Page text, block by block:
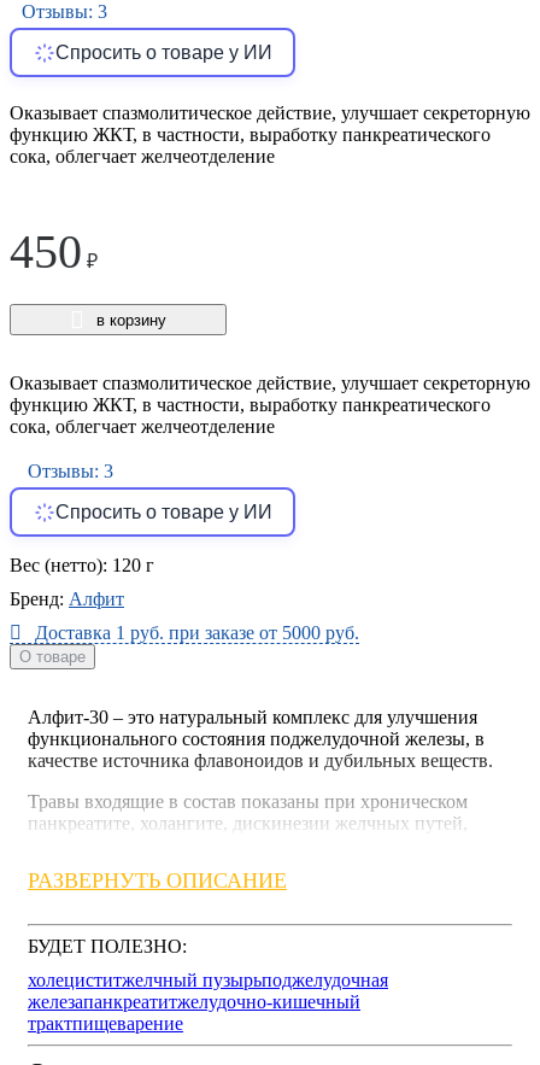
Отзывы: 3
Спросить о товаре у ИИ
Оказывает спазмолитическое действие, улучшает секреторную
функцию ЖКТ, в частности, выработку панкреатического
сока, облегчает желчеотделение
450 ₽
в корзину
Оказывает спазмолитическое действие, улучшает секреторную
функцию ЖКТ, в частности, выработку панкреатического
сока, облегчает желчеотделение
Отзывы: 3
Спросить о товаре у ИИ
Вес (нетто): 120 г
Бренд: Алфит
Доставка 1 руб. при заказе от 5000 руб.
О товаре
Алфит-30 – это натуральный комплекс для улучшения
функционального состояния поджелудочной железы, в
качестве источника флавоноидов и дубильных веществ.
Травы входящие в состав показаны при хроническом
панкреатите, холангите, дискинезии желчных путей,
Мятаоказывает спазмолитическое действие, снижая
путей и кишечника.
земляники
количество витамина С. Успокаивает нервную систему,
применяется при астении, малокровии, как витаминное
средство.
РАЗВЕРНУТЬ ОПИСАНИЕ
БУДЕТ ПОЛЕЗНО:
холециститжелчный пузырьподжелудочная
железапанкреатитжелудочно-кишечный
трактпищеварение